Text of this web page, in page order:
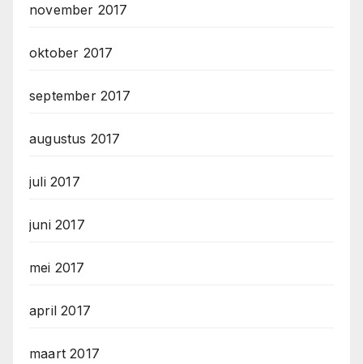
november 2017
oktober 2017
september 2017
augustus 2017
juli 2017
juni 2017
mei 2017
april 2017
maart 2017